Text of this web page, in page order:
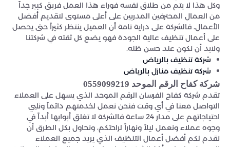
وكل هذا لا يتم من طلاق نفسه فوراء هذا العمل فريق كبير جداً
من العمال المحترفين المدربين على أعلى مستوى لتقديم أفضل
الأعمال، فالشركة على دراية تامة أن العميل ينتظر كثيراً حتى يحصل
على أعمال تنظيف عالية الجودة فهو يضع كل ثقته في شركتنا
ولابد أن نكون عند حسن ظنه.
شركة تنظيف بالرياض
شركة تنظيف منازل بالرياض
شركة كفاح الرقم الموحد 0559099219
تقدم شركة كفاح الفرسان الرقم الموحد الذي يسهل على العملاء
التواصل معنا في أي وقت فنحن نعمل لخدمتهم دائماً ونلبي
احتياجاتهم على مدار 24 ساعة فالشركة لا تغلق أبوابها أبداً في
وجوه عملاء ونعمل ليلاً ونهاراً لراحتكم، ونحاول بكل الطرق أن
نقدم لكم أفضل أعمال التنظيف الذي يريد جميع العملاء